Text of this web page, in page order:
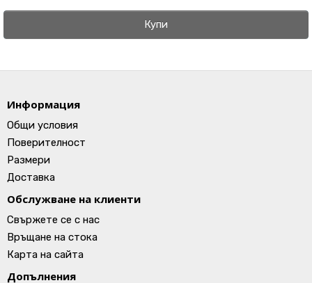
Купи
Информация
Общи условия
Поверителност
Размери
Доставка
Обслужване на клиенти
Свържете се с нас
Връщане на стока
Карта на сайта
Допълнения